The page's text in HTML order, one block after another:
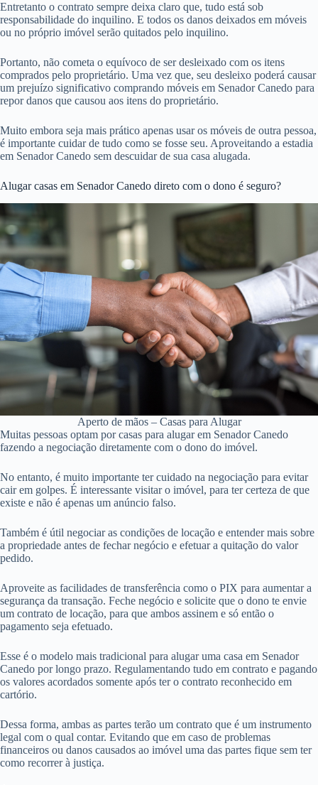
Entretanto o contrato sempre deixa claro que, tudo está sob
responsabilidade do inquilino. E todos os danos deixados em móveis
ou no próprio imóvel serão quitados pelo inquilino.
Portanto, não cometa o equívoco de ser desleixado com os itens
comprados pelo proprietário. Uma vez que, seu desleixo poderá causar
um prejuízo significativo comprando móveis em Senador Canedo para
repor danos que causou aos itens do proprietário.
Muito embora seja mais prático apenas usar os móveis de outra pessoa,
é importante cuidar de tudo como se fosse seu. Aproveitando a estadia
em Senador Canedo sem descuidar de sua casa alugada.
Alugar casas em Senador Canedo direto com o dono é seguro?
Aperto de mãos – Casas para Alugar
Muitas pessoas optam por casas para alugar em Senador Canedo
fazendo a negociação diretamente com o dono do imóvel.
No entanto, é muito importante ter cuidado na negociação para evitar
cair em golpes. É interessante visitar o imóvel, para ter certeza de que
existe e não é apenas um anúncio falso.
Também é útil negociar as condições de locação e entender mais sobre
a propriedade antes de fechar negócio e efetuar a quitação do valor
pedido.
Aproveite as facilidades de transferência como o PIX para aumentar a
segurança da transação. Feche negócio e solicite que o dono te envie
um contrato de locação, para que ambos assinem e só então o
pagamento seja efetuado.
Esse é o modelo mais tradicional para alugar uma casa em Senador
Canedo por longo prazo. Regulamentando tudo em contrato e pagando
os valores acordados somente após ter o contrato reconhecido em
cartório.
Dessa forma, ambas as partes terão um contrato que é um instrumento
legal com o qual contar. Evitando que em caso de problemas
financeiros ou danos causados ao imóvel uma das partes fique sem ter
como recorrer à justiça.